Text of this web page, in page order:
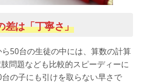
差は「丁寧さ」
50台の生徒の中には、算数の計算
問題なども比較的スピーディーに
の子にも引けを取らない早さで